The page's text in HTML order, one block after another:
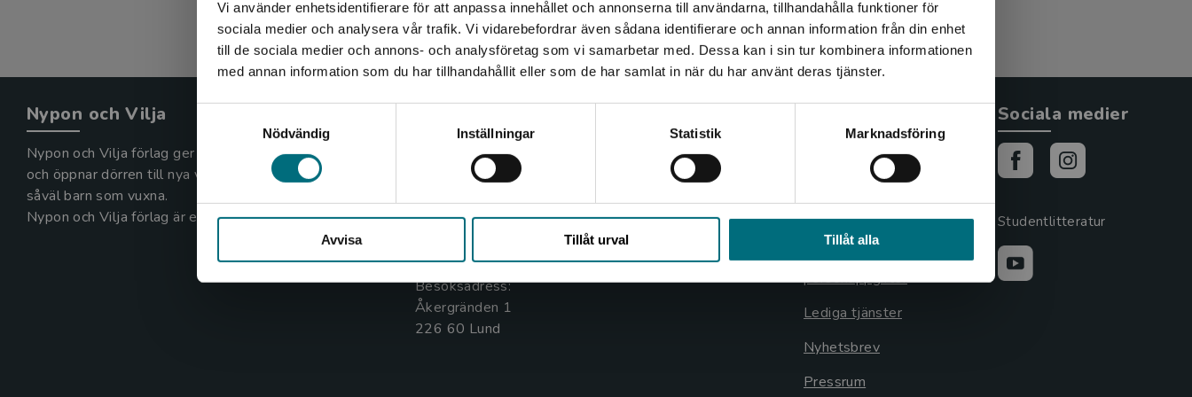
Vi använder enhetsidentifierare för att anpassa innehållet och annonserna till användarna, tillhandahålla funktioner för
sociala medier och analysera vår trafik. Vi vidarebefordrar även sådana identifierare och annan information från din enhet
till de sociala medier och annons- och analysföretag som vi samarbetar med. Dessa kan i sin tur kombinera informationen
med annan information som du har tillhandahållit eller som de har samlat in när du har använt deras tjänster.
Nödvändig
Inställningar Statistik Marknadsföring
Avvisa Tillåt urval Tillåt alla
Det verkar som att du besöker nyponochviljaforlag.se via
en enhet utanför Sverige. Vi erbjuder inte leveranser
utanför Sverige. För att kunna slutföra ett köp måste
leveransadressen vara i Sverige.
Nypon och Vilja
Nypon och Vilja förlag ger ut böcker som väcker läslust
och öppnar dörren till nya världar och möjligheter för
såväl barn som vuxna.
Nypon och Vilja förlag är en del av Studentlitteratur.
Kontakta oss
046-31 20 00
Box 141
Besöksadress:
Åkergränden 1
Kontakta kundservice
046-31 21 00
Frågor och svar
Köpvillkor
Cookieinställningar
GDPR och
personuppgifter
Lediga tjänster
Nyhetsbrev
Pressrum
Sociala medier
Studentlitteratur